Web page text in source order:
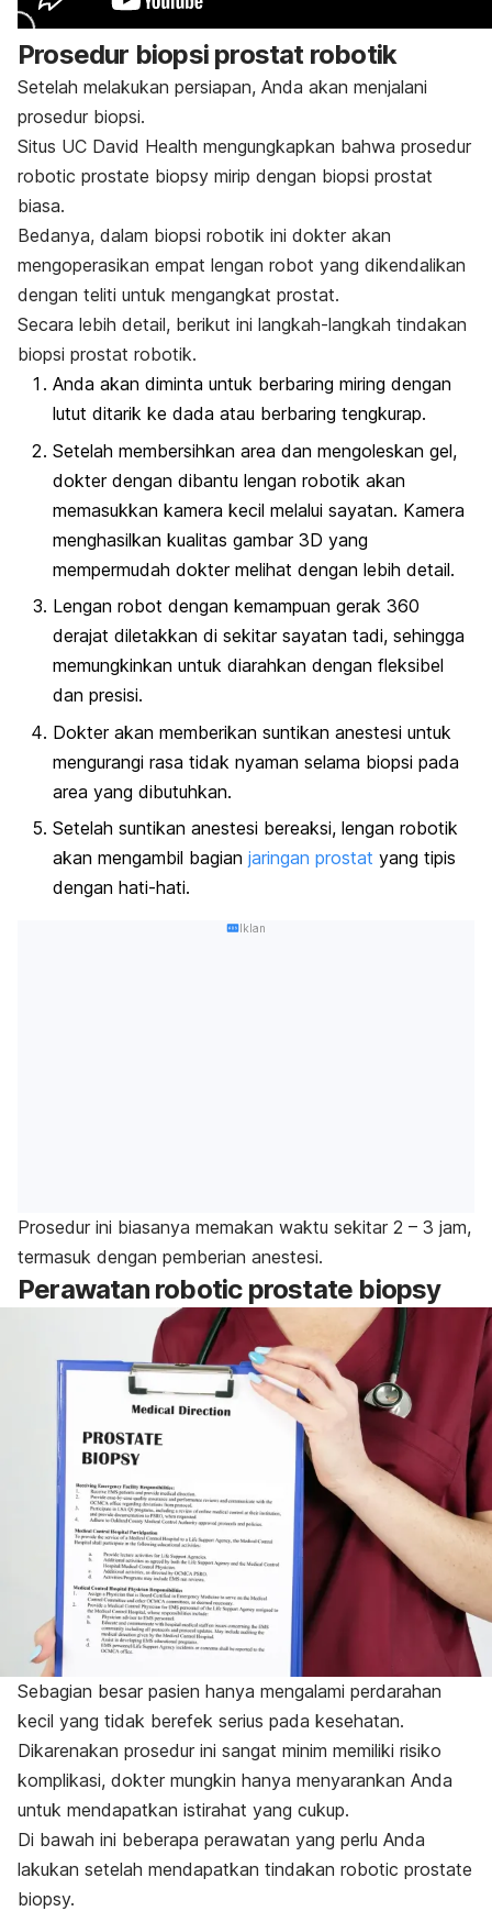
Prosedur biopsi prostat robotik
Setelah melakukan persiapan, Anda akan menjalani
prosedur biopsi.
Situs UC David Health mengungkapkan bahwa prosedur
robotic prostate biopsy mirip dengan biopsi prostat
biasa.
Bedanya, dalam biopsi robotik ini dokter akan
mengoperasikan empat lengan robot yang dikendalikan
dengan teliti untuk mengangkat prostat.
Secara lebih detail, berikut ini langkah-langkah tindakan
biopsi prostat robotik.
Anda akan diminta untuk berbaring miring dengan
lutut ditarik ke dada atau berbaring tengkurap.
Setelah membersihkan area dan mengoleskan gel,
dokter dengan dibantu lengan robotik akan
memasukkan kamera kecil melalui sayatan. Kamera
menghasilkan kualitas gambar 3D yang
mempermudah dokter melihat dengan lebih detail.
Lengan robot dengan kemampuan gerak 360
derajat diletakkan di sekitar sayatan tadi, sehingga
memungkinkan untuk diarahkan dengan fleksibel
dan presisi.
Dokter akan memberikan suntikan anestesi untuk
mengurangi rasa tidak nyaman selama biopsi pada
area yang dibutuhkan.
Setelah suntikan anestesi bereaksi, lengan robotik
akan mengambil bagian jaringan prostat yang tipis
dengan hati-hati.
Iklan
Prosedur ini biasanya memakan waktu sekitar 2 – 3 jam,
termasuk dengan pemberian anestesi.
Perawatan robotic prostate biopsy
Sebagian besar pasien hanya mengalami perdarahan
kecil yang tidak berefek serius pada kesehatan.
Dikarenakan prosedur ini sangat minim memiliki risiko
komplikasi, dokter mungkin hanya menyarankan Anda
untuk mendapatkan istirahat yang cukup.
Di bawah ini beberapa perawatan yang perlu Anda
lakukan setelah mendapatkan tindakan robotic prostate
biopsy.